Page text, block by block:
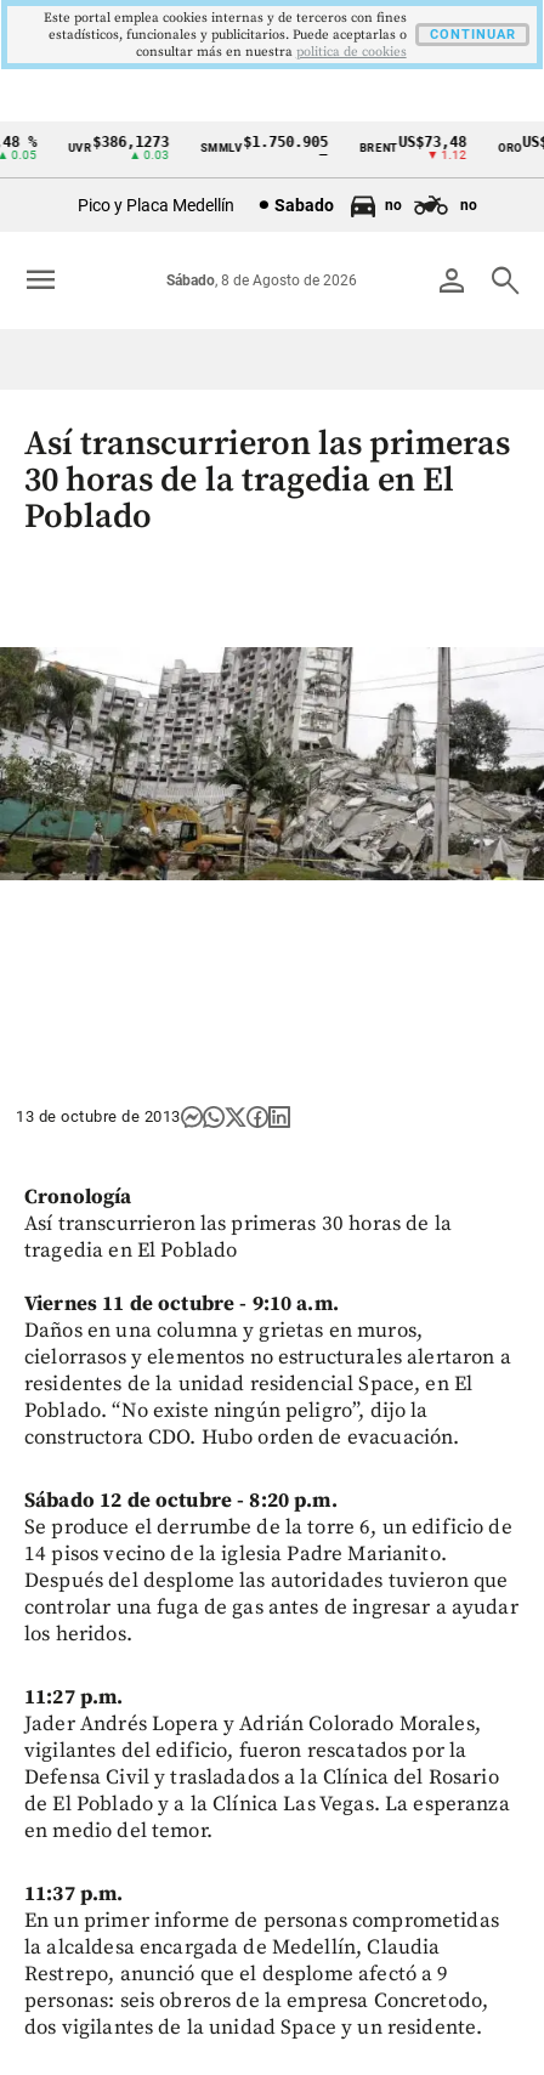
Cintillo
Colombia
$386,1273
▲ 0.03
SMMLV $1.750.905 BRENTUS$73,48
▼ 1.12
ORO
Pico y Placa Medellín Sabado no no
person search
Sábado, 8 de Agosto de 2026
menu
Así transcurrieron las primeras
30 horas de la tragedia en El
Poblado
13 de octubre de 2013
Cronología
Así transcurrieron las primeras 30 horas de la
tragedia en El Poblado
Viernes 11 de octubre - 9:10 a.m.
Daños en una columna y grietas en muros,
cielorrasos y elementos no estructurales alertaron a
residentes de la unidad residencial Space, en El
Poblado. “No existe ningún peligro”, dijo la
constructora CDO. Hubo orden de evacuación.
Sábado 12 de octubre - 8:20 p.m.
Se produce el derrumbe de la torre 6, un edificio de
14 pisos vecino de la iglesia Padre Marianito.
Después del desplome las autoridades tuvieron que
controlar una fuga de gas antes de ingresar a ayudar
los heridos.
11:27 p.m.
Jader Andrés Lopera y Adrián Colorado Morales,
vigilantes del edificio, fueron rescatados por la
Defensa Civil y trasladados a la Clínica del Rosario
de El Poblado y a la Clínica Las Vegas. La esperanza
en medio del temor.
11:37 p.m.
En un primer informe de personas comprometidas
la alcaldesa encargada de Medellín, Claudia
Restrepo, anunció que el desplome afectó a 9
personas: seis obreros de la empresa Concretodo,
dos vigilantes de la unidad Space y un residente.
Este portal emplea cookies internas y de terceros con fines
estadísticos, funcionales y publicitarios. Puede aceptarlas o
consultar más en nuestra politica de cookies
CONTINUAR